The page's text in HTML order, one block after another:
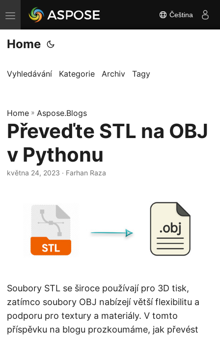
P
ř
e
n
t
n
a
v
Čeština
Home
Vyhledávání Kategorie Archiv Tagy
Home » Aspose.Blogs
Převeďte STL na OBJ
v Pythonu
května 24, 2023 · Farhan Raza
Soubory STL se široce používají pro 3D tisk,
zatímco soubory OBJ nabízejí větší flexibilitu a
podporu pro textury a materiály. V tomto
příspěvku na blogu prozkoumáme, jak převést